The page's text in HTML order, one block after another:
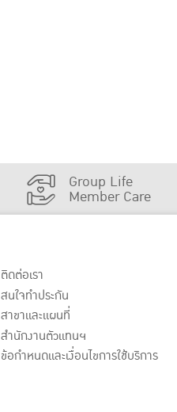
Group Life
Member Care
ติดต่อเรา
สนใจทำประกัน
สาขาและแผนที่
สำนักงานตัวแทนฯ
ข้อกำหนดและเงื่อนไขการใช้บริการ